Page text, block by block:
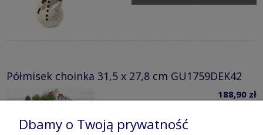
Półmisek choinka 31,5 x 27,8 cm GU1759DEK42
188,90 zł
Dbamy o Twoją prywatność